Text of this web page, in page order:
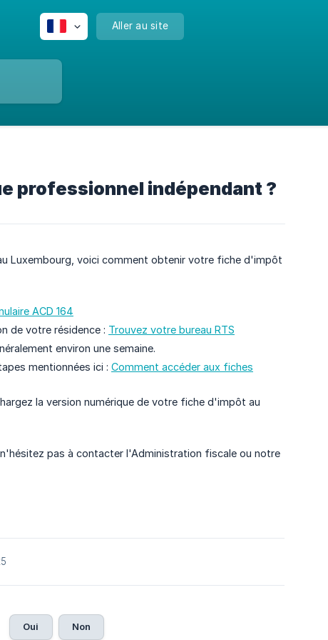
Aller au site
professionnel indépendant ?
Luxembourg, voici comment obtenir votre fiche d'impôt
ACD 164
de votre résidence : Trouvez votre bureau RTS
environ une semaine.
mentionnées ici : Comment accéder aux fiches
la version numérique de votre fiche d'impôt au
pas à contacter l'Administration fiscale ou notre
Oui Non